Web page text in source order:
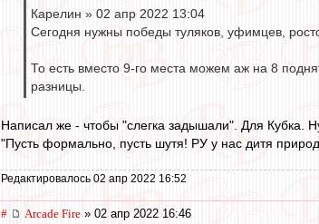
Карелин » 02 апр 2022 13:04
Сегодня нужны победы туляков, уфимцев,
То есть вместо 9-го места можем аж на 8
разницы.
Написал же - чтобы "слегка задышали". Для Кубка.
"Пусть формально, пусть шутя! РУ у нас дитя
Редактировалось 02 апр 2022 16:52
# Arcade Fire » 02 апр 2022 16:46